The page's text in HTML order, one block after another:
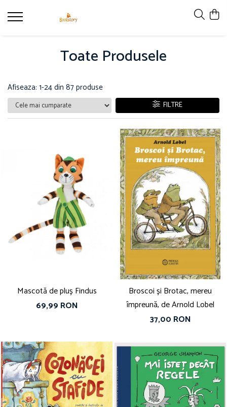
Carte adulți
Carte copii - raftul BookTruck
Pettson și Findus
Vouchere Cadou
Toate Produsele
Afiseaza: 1-24din 87produse
FILTRE
Mascotă de pluș Findus
69,99 RON
Broscoi și Brotac, mereu
împreună, de Arnold Lobel
37,00 RON